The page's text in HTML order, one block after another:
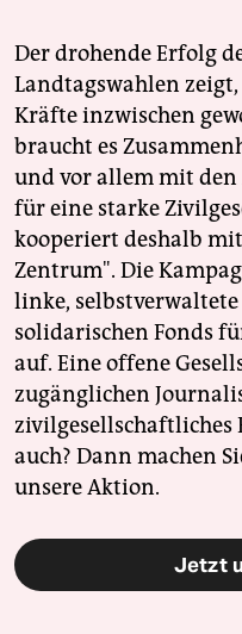
Der drohende Erfolg
Landtagswahlen
Kräfte inzwischen
braucht es
und vor allem mit den
für eine starke
kooperiert deshalb
Zentrum". Die
linke,
solidarischen Fonds
auf. Eine offene
zugänglichen
zivilgesellschaftliches
auch? Dann machen
unsere Aktion.
Jetzt